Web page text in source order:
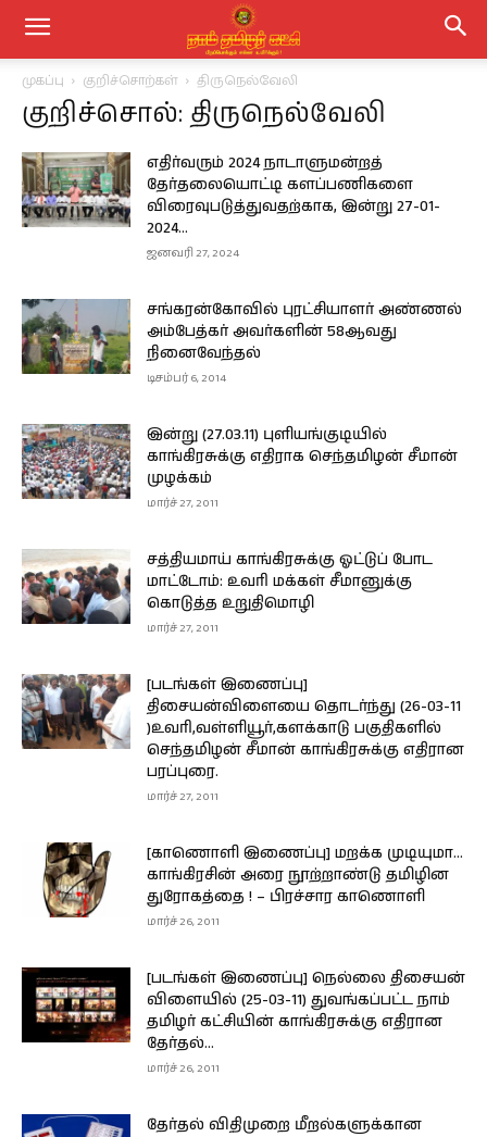
முகப்பு குறிச்சொற்கள் திருநெல்வேலி
குறிச்சொல்: திருநெல்வேலி
எதிர்வரும் 2024 நாடாளுமன்றத்
தேர்தலையொட்டி களப்பணிகளை
விரைவுபடுத்துவதற்காக, இன்று 27-01-
2024…
ஜனவரி 27, 2024
சங்கரன்கோவில் புரட்சியாளர் அண்ணல்
அம்பேத்கர் அவர்களின் 58ஆவது
நினைவேந்தல்
டிசம்பர் 6, 2014
இன்று (27.03.11) புளியங்குடியில்
காங்கிரசுக்கு எதிராக செந்தமிழன் சீமான்
முழக்கம்
மார்ச் 27, 2011
சத்தியமாய் காங்கிரசுக்கு ஓட்டுப் போட
மாட்டோம்: உவரி மக்கள் சீமானுக்கு
கொடுத்த உறுதிமொழி
மார்ச் 27, 2011
[படங்கள் இணைப்பு]
திசையன்விளையை தொடர்ந்து (26-03-11
)உவரி,வள்ளியூர்,களக்காடு பகுதிகளில்
செந்தமிழன் சீமான் காங்கிரசுக்கு எதிரான
பரப்புரை.
மார்ச் 27, 2011
[காணொளி இணைப்பு] மறக்க முடியுமா…
காங்கிரசின் அரை நூற்றாண்டு தமிழின
துரோகத்தை ! – பிரச்சார காணொளி
மார்ச் 26, 2011
[படங்கள் இணைப்பு] நெல்லை திசையன்
விளையில் (25-03-11) துவங்கப்பட்ட நாம்
தமிழர் கட்சியின் காங்கிரசுக்கு எதிரான
தேர்தல்...
மார்ச் 26, 2011
தேர்தல் விதிமுறை மீறல்களுக்கான